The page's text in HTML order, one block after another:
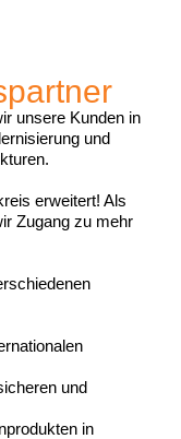
Training,
unsere Kunden in
und
erweitert! Als
Zugang zu mehr
und
in